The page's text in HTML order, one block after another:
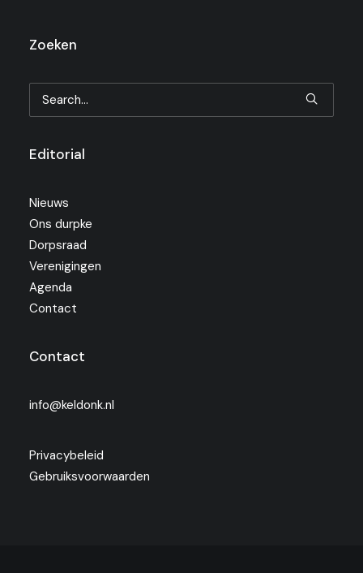
Zoeken
Editorial
Nieuws
Ons durpke
Dorpsraad
Verenigingen
Agenda
Contact
Contact
info@keldonk.nl
Privacybeleid
Gebruiksvoorwaarden